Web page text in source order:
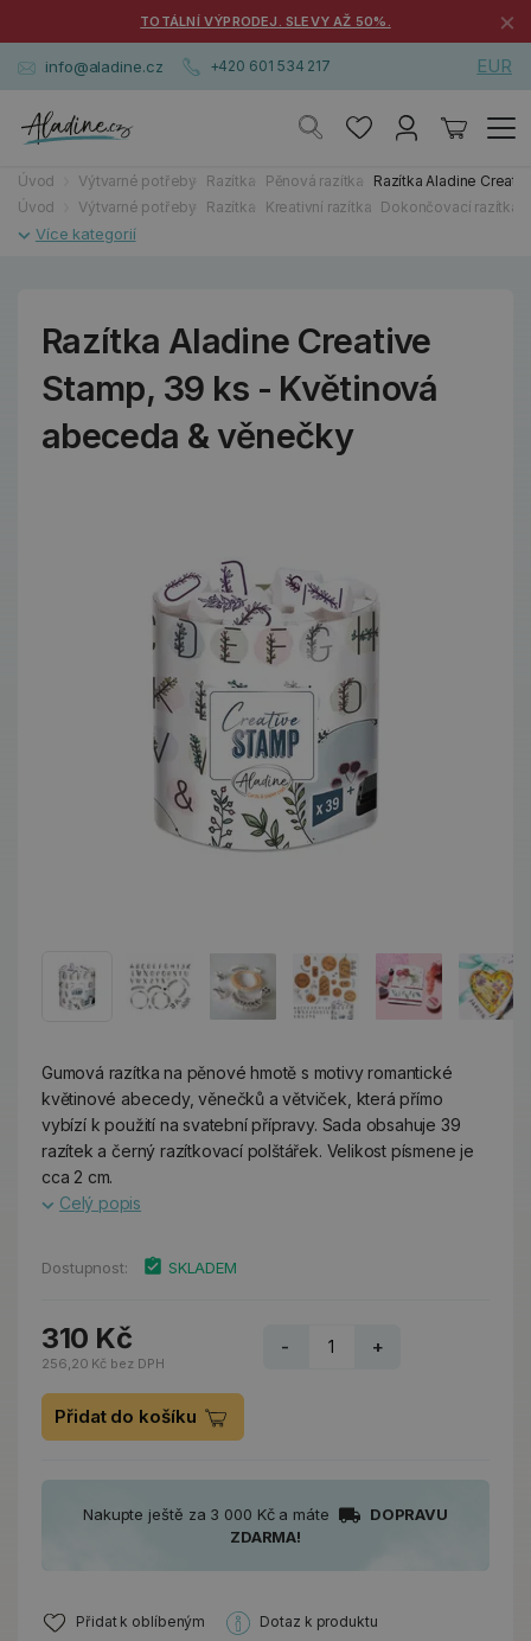
TOTÁLNÍ VÝPRODEJ. SLEVY AŽ 50%. ×
info@aladine.cz +420 601 534 217 EUR
Úvod Výtvarné potřeby Razítka Pěnová razítka
Razítka Aladine
Úvod
Výtvarné potřeby Razítka Kreativní razítka Dokončovací razítka
Razítka Aladine Creative
Stamp, 39 ks - Květinová
abeceda & věnečky
Gumová razítka na pěnové hmotě s motivy romantické
květinové abecedy, věnečků a větviček, která přímo
vybízí k použití na svatební přípravy. Sada obsahuje 39
razítek a černý razítkovací polštářek. Velikost písmene je
cca 2 cm.
Celý popis
Dostupnost: SKLADEM
310 Kč
256,20 Kč bez DPH
- +
Přidat do košíku
Nakupte ještě za 3 000 Kč a máte
DOPRAVU
ZDARMA!
Přidat k oblíbeným Dotaz k produktu